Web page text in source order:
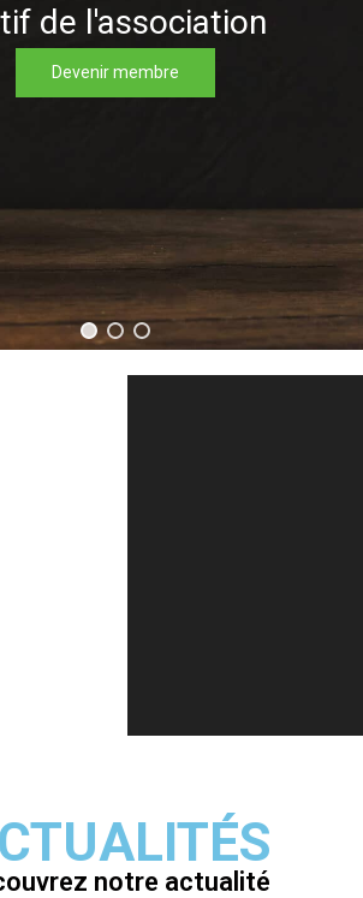
de l'association
Devenir membre
2026
Télécharger maintenant
notre actualité